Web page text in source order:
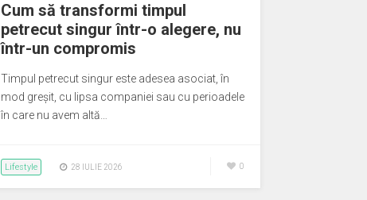
Cum să transformi timpul
petrecut singur într-o alegere, nu
într-un compromis
Timpul petrecut singur este adesea asociat, în
mod greșit, cu lipsa companiei sau cu perioadele
în care nu avem altă…
Lifestyle 28 IULIE 2026 0